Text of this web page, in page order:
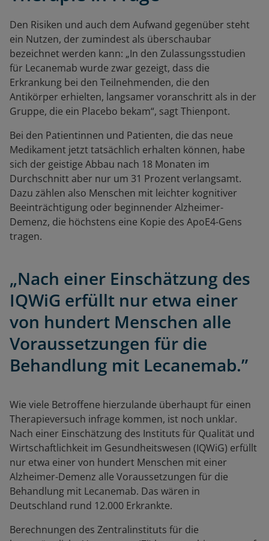
Den Risiken und auch dem Aufwand gegenüber steht
ein Nutzen, der zumindest als überschaubar
bezeichnet werden kann: „In den Zulassungsstudien
für Lecanemab wurde zwar gezeigt, dass die
Erkrankung bei den Teilnehmenden, die den
Antikörper erhielten, langsamer voranschritt als in der
Gruppe, die ein Placebo bekam“, sagt Thienpont.
Bei den Patientinnen und Patienten, die das neue
Medikament jetzt tatsächlich erhalten können, habe
sich der geistige Abbau nach 18 Monaten im
Durchschnitt aber nur um 31 Prozent verlangsamt.
Dazu zählen also Menschen mit leichter kognitiver
Beeinträchtigung oder beginnender Alzheimer-
Demenz, die höchstens eine Kopie des ApoE4-Gens
tragen.
„Nach einer Einschätzung des
IQWiG erfüllt nur etwa einer
von hundert Menschen alle
Voraussetzungen für die
Behandlung mit Lecanemab.”
Wie viele Betroffene hierzulande überhaupt für einen
Therapieversuch infrage kommen, ist noch unklar.
Nach einer Einschätzung des Instituts für Qualität und
Wirtschaftlichkeit im Gesundheitswesen (IQWiG) erfüllt
nur etwa einer von hundert Menschen mit einer
Alzheimer-Demenz alle Voraussetzungen für die
Behandlung mit Lecanemab. Das wären in
Deutschland rund 12.000 Erkrankte.
Berechnungen des Zentralinstituts für die